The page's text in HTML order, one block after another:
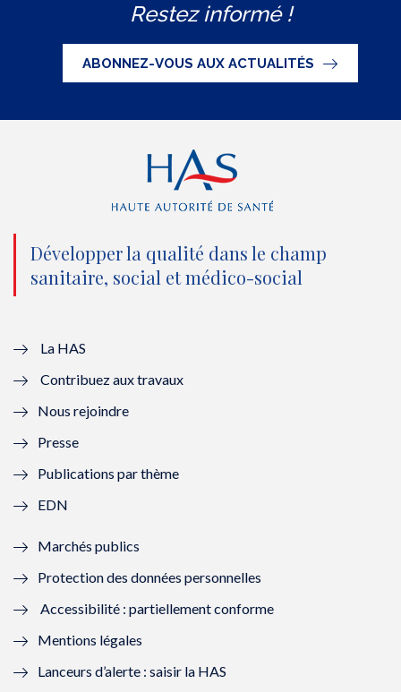
i
t
t
e
n
o
u
l
l
f
n
ê
t
r
c
e
b
o
o
k
(
n
o
e
e
n
ê
u
t
u
b
e
(
n
o
u
ê
t
n
k
e
d
(
n
o
ê
Restez informé !
ABONNEZ-VOUS AUX ACTUALITÉS
Développer la qualité dans le champ
sanitaire, social et médico-social
La HAS
Contribuez aux travaux
Nous rejoindre
Presse
Publications par thème
EDN
Marchés publics
Protection des données personnelles
Accessibilité : partiellement conforme
Mentions légales
Lanceurs d’alerte : saisir la HAS